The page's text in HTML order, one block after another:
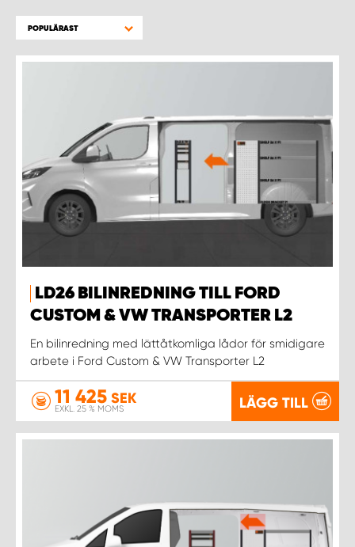
POPULÄRAST
LD26 BILINREDNING TILL FORD
CUSTOM & VW TRANSPORTER L2
En bilinredning med lättåtkomliga lådor för smidigare
arbete i Ford Custom & VW Transporter L2
11 425 SEK
EXKL. 25 % MOMS LÄGG TILL
WORK SYSTEM KRISTIANSTAD
WORK SYSTEM NORRKÖPING
WORK SYSTEM SKELLEFTEÅ
WORK SYSTEM SKÖVDE
WORK SYSTEM STAFFANSTORP
WORK SYSTEM STOCKHOLM NORR
WORK SYSTEM STOCKHOLM SYD
WORK SYSTEM SUNDSVALL
WORK SYSTEM TRESTAD
WORK SYSTEM UPPSALA